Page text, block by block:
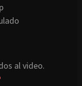
al video.